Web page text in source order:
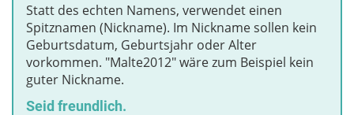
Statt des echten Namens, verwendet einen
Spitznamen (Nickname). Im Nickname sollen kein
Geburtsdatum, Geburtsjahr oder Alter
vorkommen. "Malte2012" wäre zum Beispiel kein
guter Nickname.
Seid freundlich.